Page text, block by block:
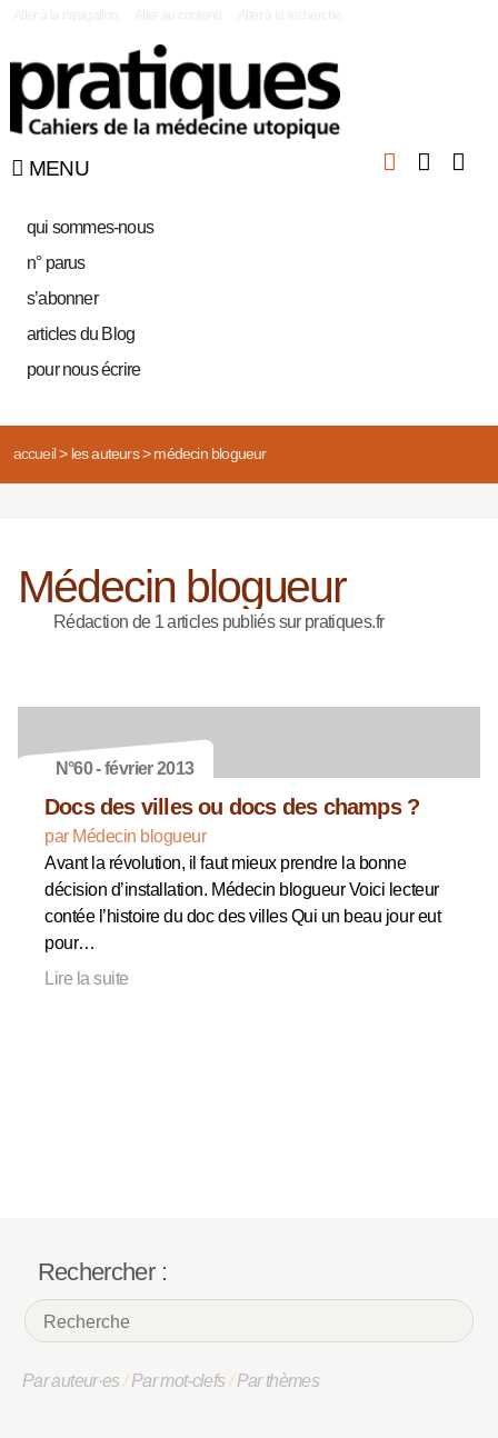
MENU
qui sommes-nous
n° parus
s’abonner
articles du Blog
pour nous écrire
accueil> les auteurs> médecin blogueur
Médecin blogueur
Rédaction de 1 articles publiés sur pratiques.fr
N°60 - février 2013
Docs des villes ou docs des champs ?
par Médecin blogueur
Avant la révolution, il faut mieux prendre la bonne
décision d’installation. Médecin blogueur Voici lecteur
contée l’histoire du doc des villes Qui un beau jour eut
pour…
Lire la suite
Rechercher :
Par auteur·es/Par mot-clefs/Par thèmes